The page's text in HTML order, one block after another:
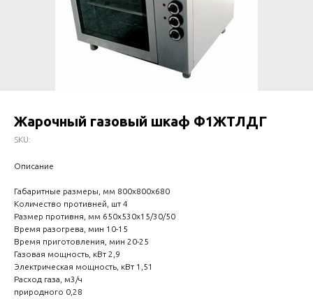
Жарочный газовый шкаф Ф1ЖТЛДГ
SKU:
Описание
Габаритные размеры, мм 800x800x680
Количество противней, шт 4
Размер противня, мм 650x530х15/30/50
Время разогрева, мин 10-15
Время приготовления, мин 20-25
Газовая мощность, кВт 2,9
Электрическая мощность, кВт 1,51
Расход газа, м3/ч
природного 0,28